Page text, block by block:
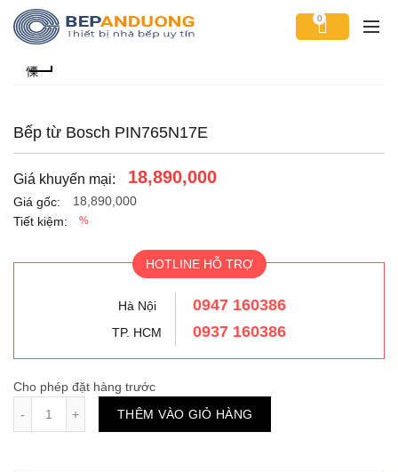
0
Bếp từ Bosch PIN765N17E
Giá khuyến mại: 18,890,000
Giá gốc:
18,890,000
Tiết kiệm:
%
HOTLINE HỖ TRỢ
Hà Nội 0947 160386
TP. HCM 0937 160386
Cho phép đặt hàng trước
THÊM VÀO GIỎ HÀNG